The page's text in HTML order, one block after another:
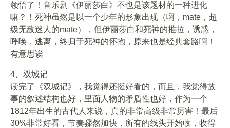
领悟了！音乐剧《伊丽莎白》不也是该题材的一种进化
嘛？！死神虽然是以一个少年的形象出现（啊，mate，超
级无敌迷人的mate），但伊丽莎白和死神的推拉，诱惑，
呼唤，逃离，终归于死神的怀抱，原来也是经典套路啊！
有意思诶
4、双城记
读完了《双城记》，我觉得还挺好看的，而且，我觉得故
事的叙述结构也好，里面人物的矛盾性也好，作为一个
1812年出生的古代人来说，真的非常高级非常厉害！最后
30%非常好看，节奏骤然加快，所有的线头开始收，收得